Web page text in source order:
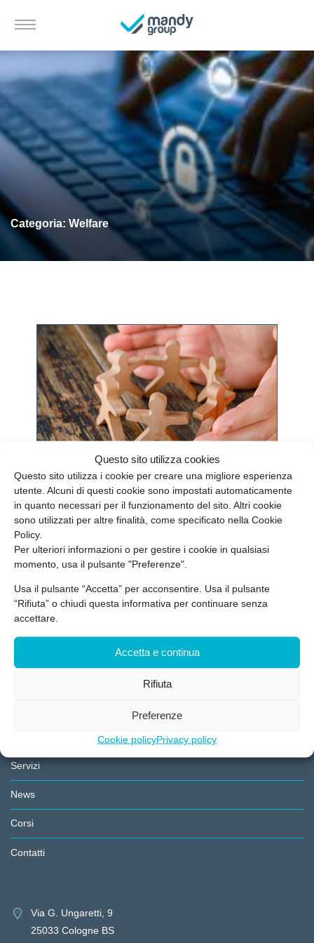
Questo sito utilizza cookies
Questo sito utilizza i cookie per creare una migliore esperienza
utente. Alcuni di questi cookie sono impostati automaticamente
in quanto necessari per il funzionamento del sito. Altri cookie
sono utilizzati per altre finalità, come specificato nella Cookie
Policy.
Per ulteriori informazioni o per gestire i cookie in qualsiasi
momento, usa il pulsante "Preferenze".
Usa il pulsante “Accetta” per acconsentire. Usa il pulsante
“Rifiuta” o chiudi questa informativa per continuare senza
accettare.
Accetta e continua
Rifiuta
Preferenze
Cookie policyPrivacy policy
Categoria: Welfare
Mandy Group
Welfare aziendale: dal benefit al valore
condiviso
Servizi
News
Corsi
Contatti
Via G. Ungaretti, 9
25033 Cologne BS